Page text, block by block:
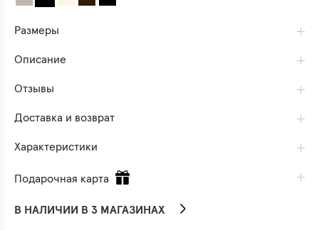
Размеры
Описание
Отзывы
Доставка и возврат
Характеристики
Подарочная карта
В НАЛИЧИИ В 3 МАГАЗИНАХ